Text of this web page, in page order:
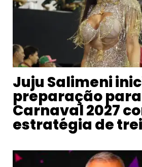
Juju Salimeni
preparação
Carnaval 2027
estratégia de